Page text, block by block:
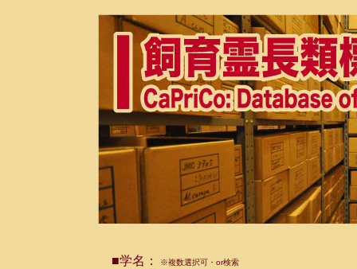
■学名： ※複数選択可・or検索